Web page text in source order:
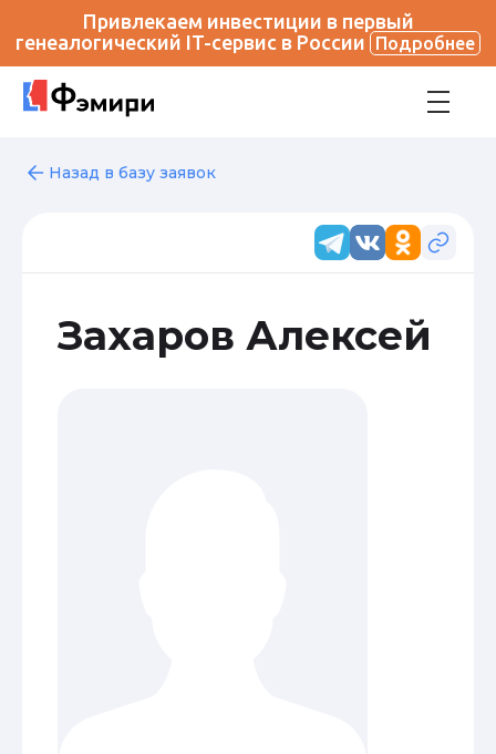
Привлекаем инвестиции в первый
генеалогический IT-сервис в России
Подробнее
Назад в базу заявок
Захаров Алексей